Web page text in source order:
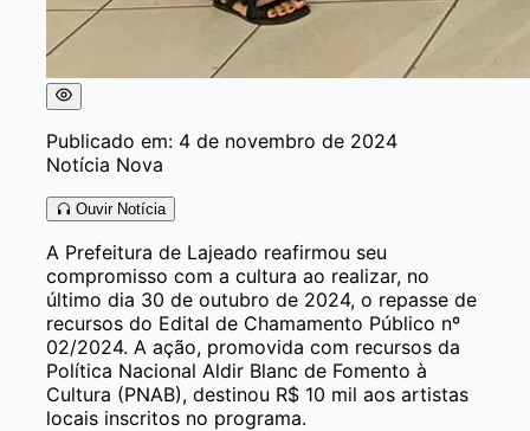
Publicado em: 4 de novembro de 2024
Notícia Nova
Ouvir Notícia
A Prefeitura de Lajeado reafirmou seu
compromisso com a cultura ao realizar, no
último dia 30 de outubro de 2024, o repasse de
recursos do Edital de Chamamento Público nº
02/2024. A ação, promovida com recursos da
Política Nacional Aldir Blanc de Fomento à
Cultura (PNAB), destinou R$ 10 mil aos artistas
locais inscritos no programa.